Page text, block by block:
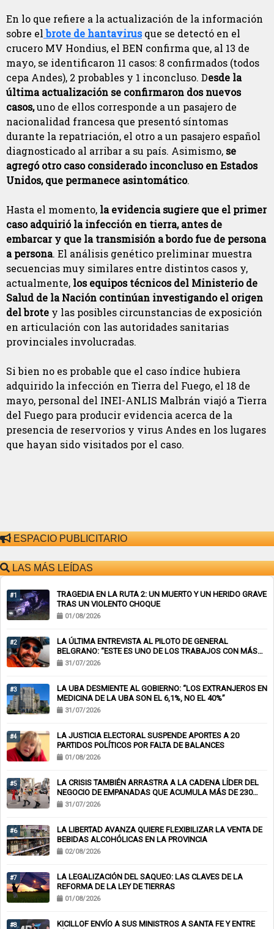
En lo que refiere a la actualización de la información
sobre elbrote de hantavirusque se detectó en el
crucero MV Hondius, el BEN confirma que, al 13 de
mayo, se identificaron 11 casos: 8 confirmados (todos
cepa Andes), 2 probables y 1 inconcluso. Desde la
última actualización se confirmaron dos nuevos
casos,uno de ellos corresponde a un pasajero de
nacionalidad francesa que presentó síntomas
durante la repatriación, el otro a un pasajero español
diagnosticado al arribar a su país. Asimismo, se
agregó otro caso considerado inconcluso en Estados
Unidos, que permanece asintomático.
Hasta el momento, la evidencia sugiere que el primer
caso adquirió la infección en tierra, antes de
embarcar y que la transmisión a bordo fue de persona
a persona. El análisis genético preliminar muestra
secuencias muy similares entre distintos casos y,
actualmente, los equipos técnicos del Ministerio de
Salud de la Nación continúan investigando el origen
del brote y las posibles circunstancias de exposición
en articulación con las autoridades sanitarias
provinciales involucradas.
Si bien no es probable que el caso índice hubiera
adquirido la infección en Tierra del Fuego, el 18 de
mayo, personal del INEI-ANLIS Malbrán viajó a Tierra
del Fuego para producir evidencia acerca de la
presencia de reservorios y virus Andes en los lugares
que hayan sido visitados por el caso.
ESPACIO PUBLICITARIO
LAS MÁS LEÍDAS
#1
TRAGEDIA EN LA RUTA 2: UN MUERTO Y UN HERIDO GRAVE
TRAS UN VIOLENTO CHOQUE
01/08/2026
#2
LA ÚLTIMA ENTREVISTA AL PILOTO DE GENERAL
BELGRANO: “ESTE ES UNO DE LOS TRABAJOS CON MÁS
RIESGO”
31/07/2026
#3
LA UBA DESMIENTE AL GOBIERNO: “LOS EXTRANJEROS EN
MEDICINA DE LA UBA SON EL 6,1%, NO EL 40%”
31/07/2026
#4
LA JUSTICIA ELECTORAL SUSPENDE APORTES A 20
PARTIDOS POLÍTICOS POR FALTA DE BALANCES
01/08/2026
#5
LA CRISIS TAMBIÉN ARRASTRA A LA CADENA LÍDER DEL
NEGOCIO DE EMPANADAS QUE ACUMULA MÁS DE 230
CHEQUES RECHAZADOS Y PONE EN RIESGO CIENTOS DE
31/07/2026
#6
LA LIBERTAD AVANZA QUIERE FLEXIBILIZAR LA VENTA DE
BEBIDAS ALCOHÓLICAS EN LA PROVINCIA
02/08/2026
#7
LA LEGALIZACIÓN DEL SAQUEO: LAS CLAVES DE LA
REFORMA DE LA LEY DE TIERRAS
01/08/2026
#8
KICILLOF ENVÍO A SUS MINISTROS A SANTA FE Y ENTRE